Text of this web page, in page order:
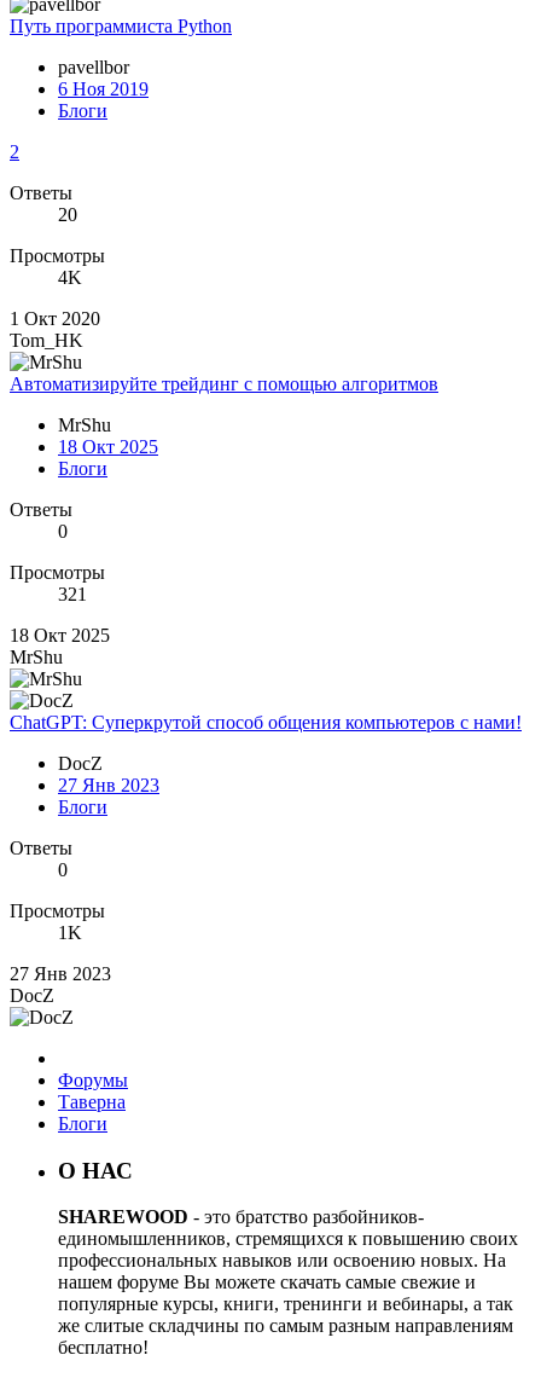
Путь программиста Python
pavellbor
6 Ноя 2019
Блоги
2
Ответы
20
Просмотры
4K
1 Окт 2020
Tom_HK
Автоматизируйте трейдинг с помощью алгоритмов
MrShu
18 Окт 2025
Блоги
Ответы
0
Просмотры
321
18 Окт 2025
MrShu
ChatGPT: Суперкрутой способ общения компьютеров с нами!
DocZ
27 Янв 2023
Блоги
Ответы
0
Просмотры
1K
27 Янв 2023
DocZ
Форумы
Таверна
Блоги
О НАС
SHAREWOOD - это братство разбойников-
единомышленников, стремящихся к повышению своих
профессиональных навыков или освоению новых. На
нашем форуме Вы можете скачать самые свежие и
популярные курсы, книги, тренинги и вебинары, а так
же слитые складчины по самым разным направлениям
бесплатно!